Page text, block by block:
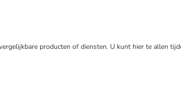
producten of diensten. U kunt hier te allen